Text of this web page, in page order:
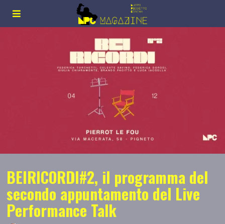
BEIRICORDI#2, il programma del
secondo appuntamento del Live
Performance Talk